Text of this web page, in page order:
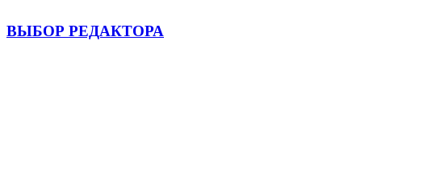
ВЫБОР РЕДАКТОРА